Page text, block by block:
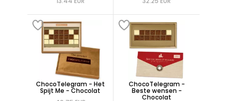
ChocoTelegram - Het
Spijt Me - Chocolat
ChocoTelegram -
Beste wensen -
Chocolat